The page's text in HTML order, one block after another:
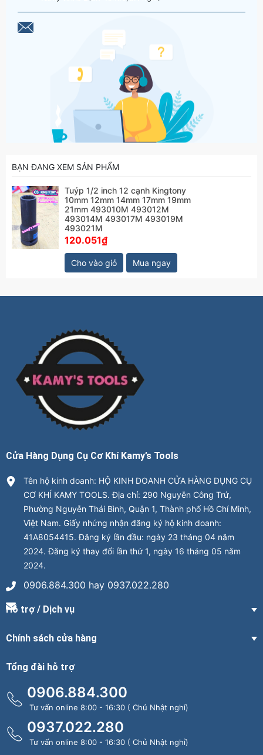
BẠN ĐANG XEM SẢN PHẨM
Tuýp 1/2 inch 12 cạnh Kingtony
10mm 12mm 14mm 17mm 19mm
21mm 493010M 493012M
493014M 493017M 493019M
493021M
120.051₫
Cho vào giỏ Mua ngay
Cửa Hàng Dụng Cụ Cơ Khí Kamy’s Tools
Tên hộ kinh doanh: HỘ KINH DOANH CỬA HÀNG DỤNG CỤ
CƠ KHÍ KAMY TOOLS. Địa chỉ: 290 Nguyễn Công Trứ,
Phường Nguyễn Thái Bình, Quận 1, Thành phố Hồ Chí Minh,
Việt Nam. Giấy nhứng nhận đăng ký hộ kinh doanh:
41A8054415. Đăng ký lần đầu: ngày 23 tháng 04 năm
2024. Đăng ký thay đổi lần thứ 1, ngày 16 tháng 05 năm
2024.
0906.884.300 hay 0937.022.280
Hỗ trợ / Dịch vụ
Chính sách cửa hàng
Tổng đài hỗ trợ
0906.884.300
Tư vấn online 8:00 - 16:30 ( Chủ Nhật nghỉ)
0937.022.280
Tư vấn online 8:00 - 16:30 ( Chủ Nhật nghỉ)